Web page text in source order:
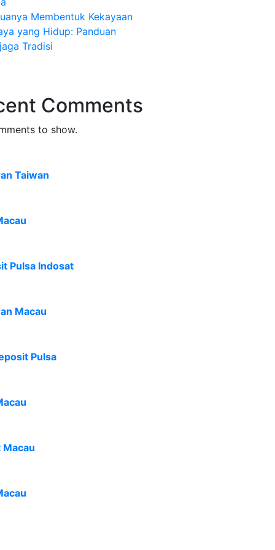
Membentuk Kekayaan
yang Hidup: Panduan
Tradisi
Comments
to show.
Taiwan
Pulsa Indosat
Macau
Pulsa
Macau